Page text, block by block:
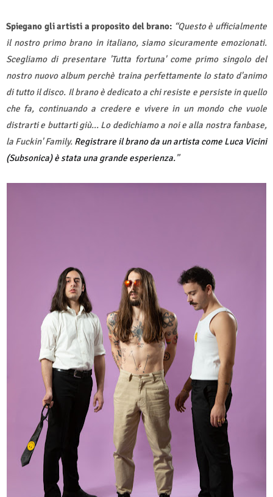
Spiegano gli artisti a proposito del brano: “Questo è ufficialmente
il nostro primo brano in italiano, siamo sicuramente emozionati.
Scegliamo di presentare 'Tutta fortuna' come primo singolo del
nostro nuovo album perchè traina perfettamente lo stato d'animo
di tutto il disco. Il brano è dedicato a chi resiste e persiste in quello
che fa, continuando a credere e vivere in un mondo che vuole
distrarti e buttarti giù... Lo dedichiamo a noi e alla nostra fanbase,
la Fuckin' Family. Registrare il brano da un artista come Luca Vicini
(Subsonica) è stata una grande esperienza.”